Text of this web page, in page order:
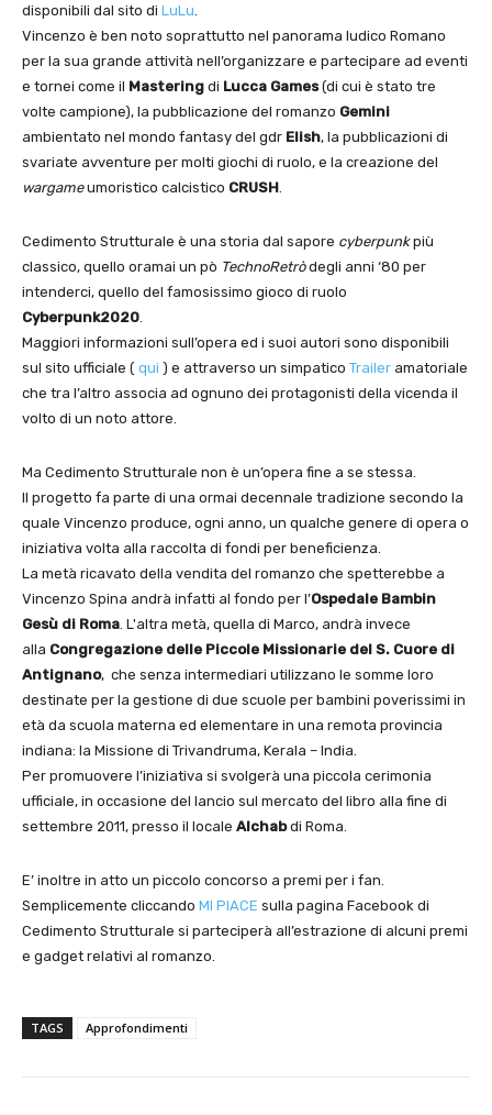
disponibili dal sito di LuLu
Vincenzo è ben noto soprattutto nel panorama ludico Romano
per la sua grande attività nell’organizzare e partecipare ad eventi
e tornei come il Mastering di Lucca Games(di cui è stato tre
volte campione), la pubblicazione del romanzo Gemini
ambientato nel mondo fantasy del gdr Elish, la pubblicazioni di
svariate avventure per molti giochi di ruolo, e la creazione del
wargameumoristico calcistico CRUSH
Cedimento Strutturale è una storia dal sapore cyberpunkpiù
classico, quello oramai un pò TechnoRetròdegli anni ‘80 per
intenderci, quello del famosissimo gioco di ruolo
Cyberpunk2020
Maggiori informazioni sull’opera ed i suoi autori sono disponibili
sul sito ufficiale ( qui ) e attraverso un simpatico Trailer amatoriale
che tra l’altro associa ad ognuno dei protagonisti della vicenda il
volto di un noto attore.
Ma Cedimento Strutturale non è un’opera fine a se stessa.
Il progetto fa parte di una ormai decennale tradizione secondo la
quale Vincenzo produce, ogni anno, un qualche genere di opera o
iniziativa volta alla raccolta di fondi per beneficienza.
La metà ricavato della vendita del romanzo che spetterebbe a
Vincenzo Spina andrà infatti al fondo per l’Ospedale Bambin
Gesù di Roma . L'altra metà, quella di Marco, andrà invece
alla Congregazione delle Piccole Missionarie del S. Cuore di
Antignano, che senza intermediari utilizzano le somme loro
destinate per la gestione di due scuole per bambini poverissimi in
età da scuola materna ed elementare in una remota provincia
indiana: la Missione di Trivandruma, Kerala – India.
Per promuovere l’iniziativa si svolgerà una piccola cerimonia
ufficiale, in occasione del lancio sul mercato del libro alla fine di
settembre 2011, presso il locale Alchabdi Roma.
E’ inoltre in atto un piccolo concorso a premi per i fan.
Semplicemente cliccando MI PIACE sulla pagina Facebook di
Cedimento Strutturale si parteciperà all’estrazione di alcuni premi
e gadget relativi al romanzo.
TAGS Approfondimenti